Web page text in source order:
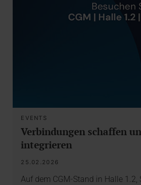
EVENTS
Verbindungen schaffen
integrieren
25.02.2026
Auf dem CGM-Stand in Halle 1.2,